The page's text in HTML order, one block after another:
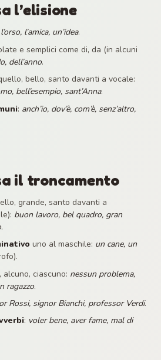
l’elisione
l’orso, l’amica, un’idea.
e semplici come di, da (in alcuni
dell’anno.
bello, santo davanti a vocale:
bell’esempio, sant’Anna.
: anch’io, dov’è, com’è, senz’altro,
il troncamento
grande, santo davanti a
buon lavoro, bel quadro, gran
.
uno al maschile: un cane, un
alcuno, ciascuno: nessun problema,
ragazzo.
Rossi, signor Bianchi, professor Verdi.
: voler bene, aver fame, mal di